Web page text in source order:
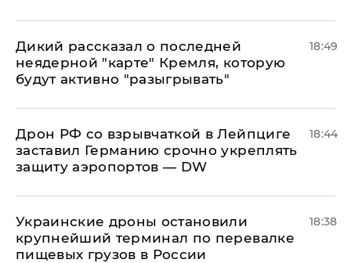
Дикий рассказал о последней
неядерной "карте" Кремля, которую
будут активно "разыгрывать"
18:49
​Дрон РФ со взрывчаткой в Лейпциге
заставил Германию срочно укреплять
защиту аэропортов — DW
18:44
Украинские дроны остановили
крупнейший терминал по перевалке
пищевых грузов в России
18:38